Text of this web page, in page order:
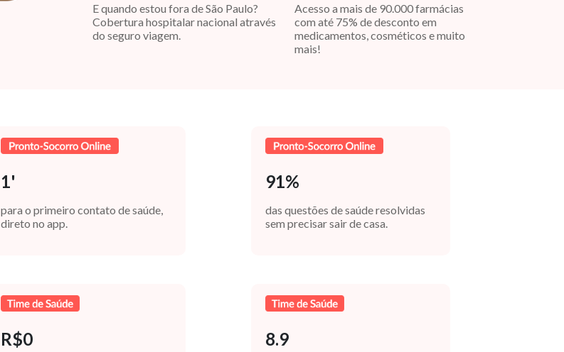
E quando estou fora de São Paulo?
Cobertura hospitalar nacional através
do seguro viagem.
Acesso a mais de 90.000 farmácias
com até 75% de desconto em
medicamentos, cosméticos e muito
mais!ㅤ
1'
para o primeiro contato de saúde,
direto no app.
91%
das questões de saúde resolvidas
sem precisar sair de casa.
R$0 8.9